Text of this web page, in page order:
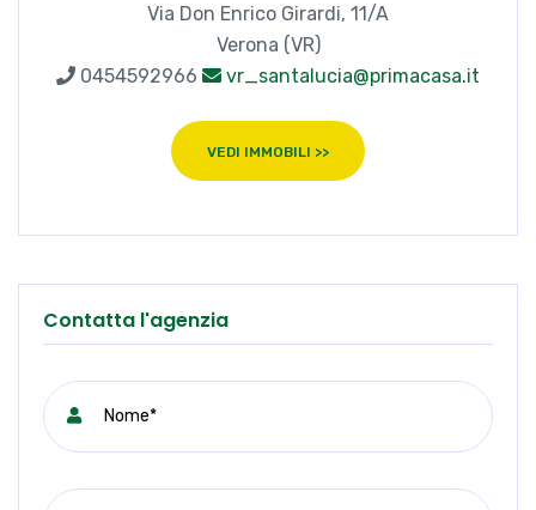
Via Don Enrico Girardi, 11/A
Verona (VR)
0454592966
vr_santalucia@primacasa.it
VEDI IMMOBILI >>
Contatta l'agenzia